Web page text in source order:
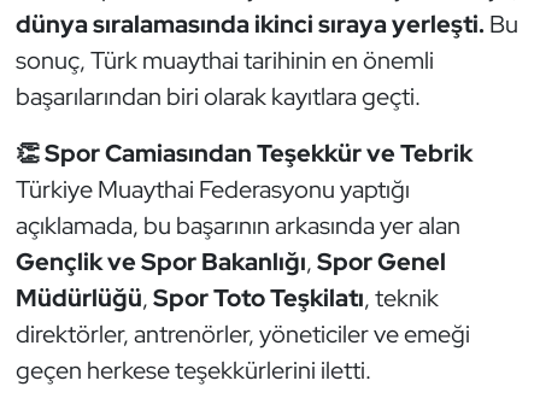
dünya sıralamasında ikinci sıraya yerleşti. Bu
sonuç, Türk muaythai tarihinin en önemli
başarılarından biri olarak kayıtlara geçti.
👏 Spor Camiasından Teşekkür ve Tebrik
Türkiye Muaythai Federasyonu yaptığı
açıklamada, bu başarının arkasında yer alan
Gençlik ve Spor Bakanlığı,Spor Genel
Müdürlüğü,Spor Toto Teşkilatı, teknik
direktörler, antrenörler, yöneticiler ve emeği
geçen herkese teşekkürlerini iletti.
Vücut Geliştirme Fitness
Wushu Kungfu
Yelken
Yüzme